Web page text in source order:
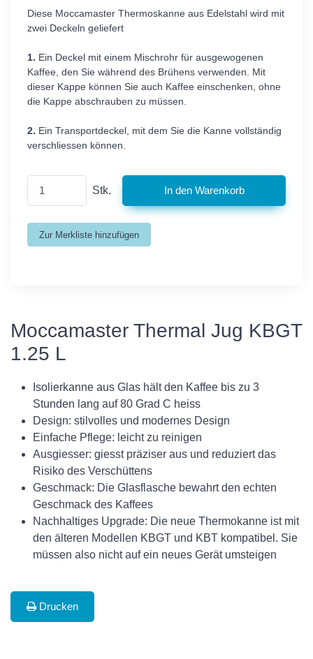
Diese Moccamaster Thermoskanne aus Edelstahl wird mit
zwei Deckeln geliefert
1. Ein Deckel mit einem Mischrohr für ausgewogenen
Kaffee, den Sie während des Brühens verwenden. Mit
dieser Kappe können Sie auch Kaffee einschenken, ohne
die Kappe abschrauben zu müssen.
2. Ein Transportdeckel, mit dem Sie die Kanne vollständig
verschliessen können.
Stk.
Moccamaster Thermal Jug KBGT
1.25 L
Isolierkanne aus Glas hält den Kaffee bis zu 3
Stunden lang auf 80 Grad C heiss
Design: stilvolles und modernes Design
Einfache Pflege: leicht zu reinigen
Ausgiesser: giesst präziser aus und reduziert das
Risiko des Verschüttens
Geschmack: Die Glasflasche bewahrt den echten
Geschmack des Kaffees
Nachhaltiges Upgrade: Die neue Thermokanne ist mit
den älteren Modellen KBGT und KBT kompatibel. Sie
müssen also nicht auf ein neues Gerät umsteigen
Drucken